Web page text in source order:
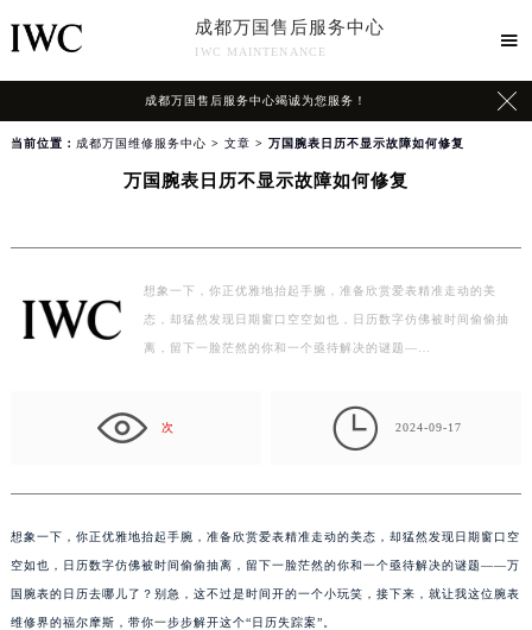
成都万国售后服务中心
IWC MAINTENANCE

成都万国售后服务中心竭诚为您服务！ 
当前位置： 成都万国维修服务中心 > 文章 > 万国腕表日历不显示故障如何修复
万国腕表日历不显示故障如何修复
想象一下，你正优雅地抬起手腕，准备欣赏爱表精准走动的美
态，却猛然发现日期窗口空空如也，日历数字仿佛被时间偷偷抽
离，留下一脸茫然的你和一个亟待解决的谜题—…
次  2024-09-17
想象一下，你正优雅地抬起手腕，准备欣赏爱表精准走动的美态，却猛然发现日期窗口空
空如也，日历数字仿佛被时间偷偷抽离，留下一脸茫然的你和一个亟待解决的谜题——万
国腕表的日历去哪儿了？别急，这不过是时间开的一个小玩笑，接下来，就让我这位腕表
维修界的福尔摩斯，带你一步步解开这个“日历失踪案”。